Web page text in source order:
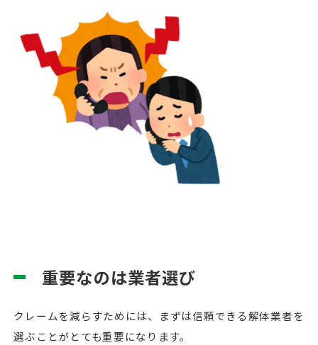
重要なのは業者選び
クレームを減らすためには、まずは信頼できる解体業者を
選ぶことがとても重要になります。